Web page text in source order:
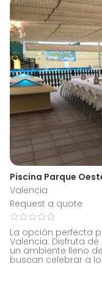
Piscina Parque
Valencia
Request a quote
La opción perfecta
Valencia. Disfruta
un ambiente lleno
buscan celebrar a